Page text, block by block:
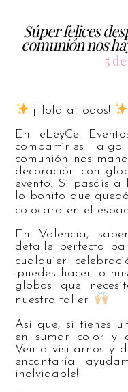
Súper felices
comunión nos
5
¡Hola a todos!
En eLeyCe
compartirles
comunión nos
decoración con
evento. Si pasáis a
lo bonito que
colocara en el
En Valencia,
detalle perfecto
cualquier
¡puedes hacer lo
globos que
nuestro taller.
Así que, si tienes
en sumar color y
Ven a visitarnos y
encantaría
inolvidable!